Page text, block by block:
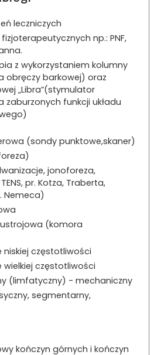
leczniczych
np.: PNF,
z wykorzystaniem kolumny
obręczy barkowej) oraz
„Libra”(stymulator
funkcji układu
(sondy punktowe,skaner)
jonoforeza,
pr. Kotza, Traberta,
Nemeca)
(komora
częstotliwości
częstotliwości
(limfatyczny) - mechaniczny
segmentarny,
kończyn górnych i kończyn